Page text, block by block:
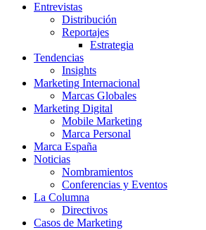
Entrevistas
Distribución
Reportajes
Estrategia
Tendencias
Insights
Marketing Internacional
Marcas Globales
Marketing Digital
Mobile Marketing
Marca Personal
Marca España
Noticias
Nombramientos
Conferencias y Eventos
La Columna
Directivos
Casos de Marketing